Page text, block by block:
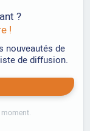
?
!
nouveautés de
de diffusion.